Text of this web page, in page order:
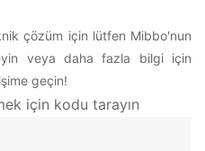
çözüm için lütfen Mibbo'nun
veya daha fazla bilgi için
geçin!
için kodu tarayın